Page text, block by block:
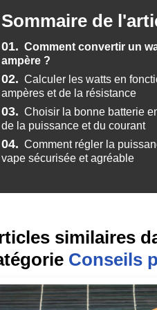
Sommaire de
01. Comment convertir un
ampère ?
02. Calculer les watts en
ampères et de la résistance
03. Choisir la bonne batterie
de la puissance et du courant
04. Comment régler la
vape sécurisée et agréable
similaires
Conseils